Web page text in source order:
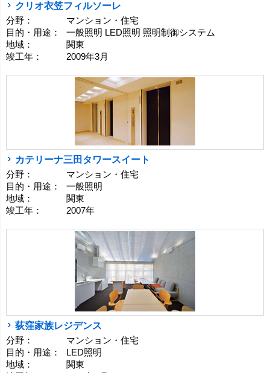
クリオ衣笠フィルソーレ
分野：
マンション・住宅
目的・用途：
一般照明 LED照明 照明制御システム
地域：
関東
竣工年：
2009年3月
カテリーナ三田タワースイート
分野：
マンション・住宅
目的・用途：
一般照明
地域：
関東
竣工年：
2007年
荻窪家族レジデンス
分野：
マンション・住宅
目的・用途：
LED照明
地域：
関東